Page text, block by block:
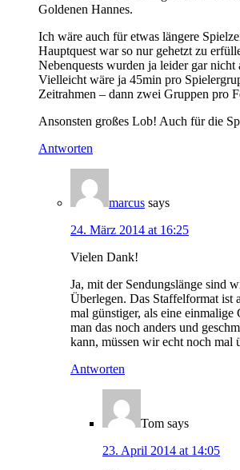
Goldenen Hannes.
Ich wäre auch für etwas längere
Hauptquest war so nur gehetzt zu
Nebenquests wurden ja leider gar nicht
Vielleicht wäre ja 45min pro
Zeitrahmen – dann zwei Gruppen pro
Ansonsten großes Lob! Auch für die
Antworten
marcus says
24. März 2014 at 16:25
Vielen Dank!
Ja, mit der Sendungslänge sind
Überlegen. Das Staffelformat ist
mal günstiger, als eine einmalige
man das noch anders und
kann, müssen wir echt noch mal
Antworten
Tom says
23. April 2014 at 14:05